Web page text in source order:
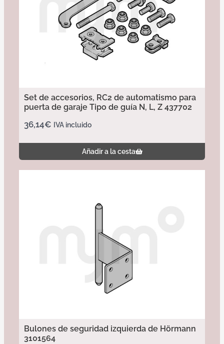
Set de accesorios, RC2 de automatismo para
puerta de garaje Tipo de guía N, L, Z 437702
36,14€ IVA incluido
Añadir a la cesta
Bulones de seguridad izquierda de Hörmann
3101564